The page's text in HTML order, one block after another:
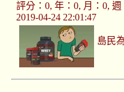
評分：0, 年：0, 月：0,
2019-04-24 22:01:47
島民